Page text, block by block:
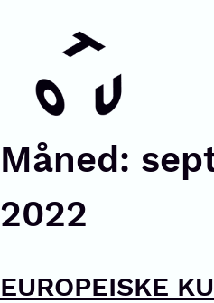
Måned:
2022
EUROPEISKE